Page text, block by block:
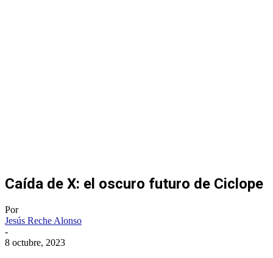
Caída de X: el oscuro futuro de Ciclope
Por
Jesús Reche Alonso
-
8 octubre, 2023